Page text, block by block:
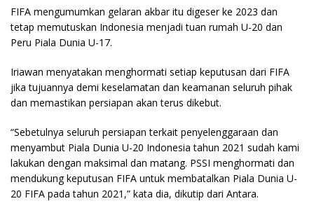
FIFA mengumumkan gelaran akbar itu digeser ke 2023 dan
tetap memutuskan Indonesia menjadi tuan rumah U-20 dan
Peru Piala Dunia U-17.
Iriawan menyatakan menghormati setiap keputusan dari FIFA
jika tujuannya demi keselamatan dan keamanan seluruh pihak
dan memastikan persiapan akan terus dikebut.
“Sebetulnya seluruh persiapan terkait penyelenggaraan dan
menyambut Piala Dunia U-20 Indonesia tahun 2021 sudah kami
lakukan dengan maksimal dan matang. PSSI menghormati dan
mendukung keputusan FIFA untuk membatalkan Piala Dunia U-
20 FIFA pada tahun 2021,” kata dia, dikutip dari Antara.